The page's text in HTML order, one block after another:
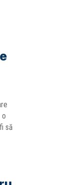
o
să